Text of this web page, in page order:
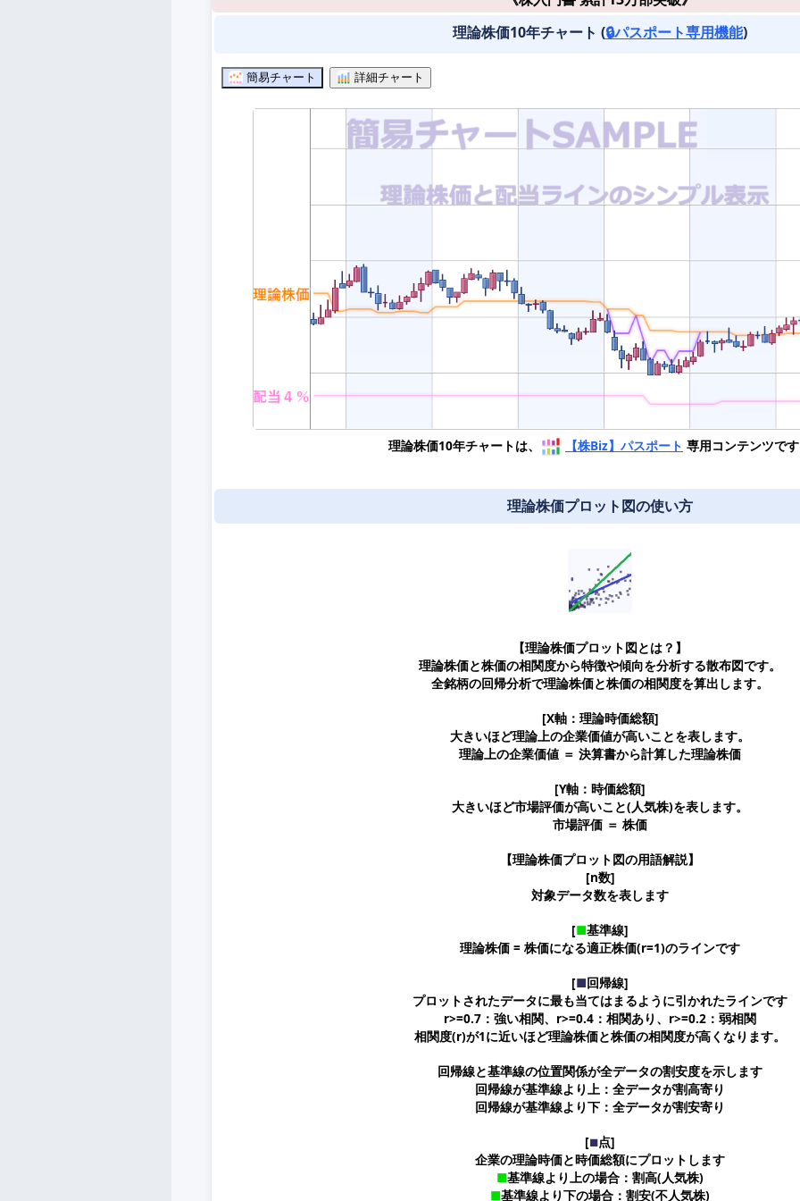
理論株価10年チャート (🔒パスポート専用機能)
簡易チャート 詳細チャート
理論株価10年チャートは、 【株Biz】パスポート 専用コンテンツで
理論株価プロット図の使い方
【理論株価プロット図とは？】
理論株価と株価の相関度から特徴や傾向を分析する散布図です。
全銘柄の回帰分析で理論株価と株価の相関度を算出します。
[X軸：理論時価総額]
大きいほど理論上の企業価値が高いことを表します。
理論上の企業価値 ＝ 決算書から計算した理論株価
[Y軸：時価総額]
大きいほど市場評価が高いこと(人気株)を表します。
市場評価 ＝ 株価
【理論株価プロット図の用語解説】
[n数]
対象データ数を表します
[■基準線]
理論株価 = 株価になる適正株価(r=1)のラインです
[■回帰線]
プロットされたデータに最も当てはまるように引かれたラインです
r>=0.7：強い相関、r>=0.4：相関あり、r>=0.2：弱相関
相関度(r)が1に近いほど理論株価と株価の相関度が高くなります。
回帰線と基準線の位置関係が全データの割安度を示します
回帰線が基準線より上：全データが割高寄り
回帰線が基準線より下：全データが割安寄り
[■点]
企業の理論時価と時価総額にプロットします
■基準線より上の場合：割高(人気株)
■基準線より下の場合：割安(不人気株)